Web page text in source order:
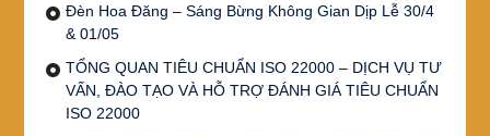
Đèn Hoa Đăng – Sáng Bừng Không Gian Dịp Lễ 30/4
& 01/05
TỔNG QUAN TIÊU CHUẨN ISO 22000 – DỊCH VỤ TƯ
VẤN, ĐÀO TẠO VÀ HỖ TRỢ ĐÁNH GIÁ TIÊU CHUẨN
ISO 22000